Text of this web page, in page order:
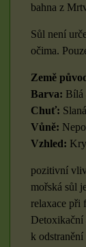
bahna z
Sůl není
očima.
Země
Barva: Bílá
Chuť:
Vůně:
Vzhled:
pozitivní
mořská sůl
relaxace při
Detoxikační
k